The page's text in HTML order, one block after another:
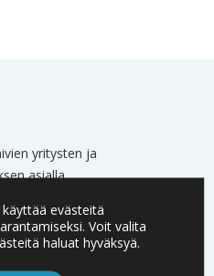
yritysten ja
asialla.
evästeitä
Voit valita
haluat hyväksyä.